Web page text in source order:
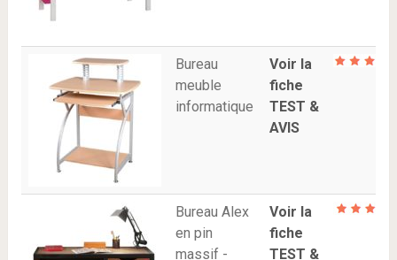
Bureau
meuble
informatique
Voir la
fiche
TEST &
AVIS
Bureau Alex
en pin
massif -
Voir la
fiche
TEST &